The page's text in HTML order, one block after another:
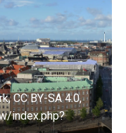
CC BY-SA 4.0,
index.php?